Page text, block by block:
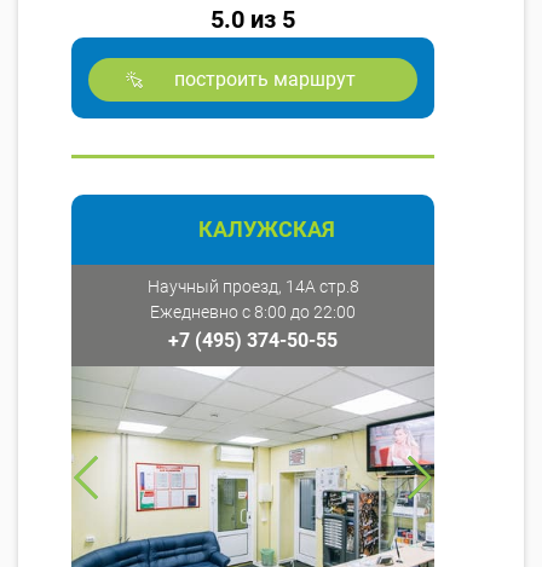
5.0 из 5
построить маршрут
КАЛУЖСКАЯ
Научный проезд, 14А стр.8
Ежедневно с 8:00 до 22:00
+7 (495) 374-50-55